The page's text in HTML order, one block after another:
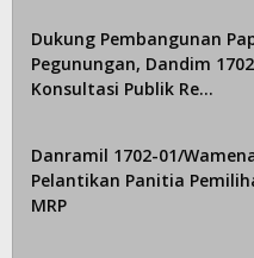
Dukung Pembangunan
Pegunungan, Dandim
Konsultasi Publik Re…
Danramil 1702-01/
Pelantikan Panitia
MRP